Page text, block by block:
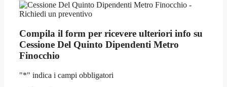
Compila il form per ricevere ulteriori info su
Cessione Del Quinto Dipendenti Metro
Finocchio
"*" indica i campi obbligatori